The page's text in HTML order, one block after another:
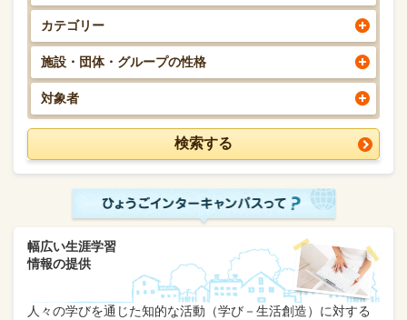
カテゴリー
施設・団体・グループの性格
対象者
幅広い生涯学習
情報の提供
人々の学びを通じた知的な活動（学び－生活創造）に対する